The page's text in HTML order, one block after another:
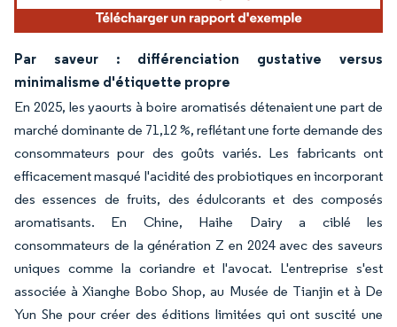
Par saveur : différenciation gustative versus
minimalisme d'étiquette propre
En 2025, les yaourts à boire aromatisés détenaient une part de
marché dominante de 71,12 %, reflétant une forte demande des
consommateurs pour des goûts variés. Les fabricants ont
efficacement masqué l'acidité des probiotiques en incorporant
des essences de fruits, des édulcorants et des composés
aromatisants. En Chine, Haihe Dairy a ciblé les
consommateurs de la génération Z en 2024 avec des saveurs
uniques comme la coriandre et l'avocat. L'entreprise s'est
associée à Xianghe Bobo Shop, au Musée de Tianjin et à De
Yun She pour créer des éditions limitées qui ont suscité une